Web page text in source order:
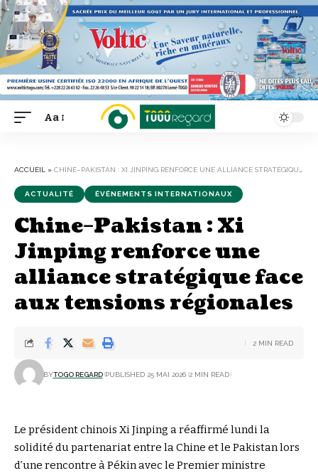
Font
Aa
ACCUEIL » CHINE–PAKISTAN : XI JINPING RENFORCE UNE ALLIANCE STRATÉGIQUE FACE AUX TENSIONS RÉGIONALES
ACTUALITÉ ÉVÉNEMENTS INTERNATIONAUX
Chine–Pakistan : Xi
Jinping renforce une
alliance stratégique face
aux tensions régionales
BYTOGO REGARD PUBLISHED 25 MAI 2026 2 MIN READ
2 MIN READ
Le président chinois Xi Jinping a réaffirmé lundi la
solidité du partenariat entre la Chine et le Pakistan lors
d’une rencontre à Pékin avec le Premier ministre